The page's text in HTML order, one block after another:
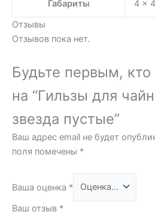
Габариты
4 ×
Отзывы
Отзывов пока нет.
Будьте первым, кто
на “Гильзы для
звезда пустые”
Ваш адрес email не будет
поля помечены *
Ваша оценка *
Ваш отзыв *